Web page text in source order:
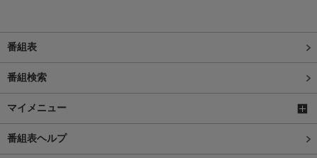
番組表
番組検索
マイメニュー
番組表ヘルプ